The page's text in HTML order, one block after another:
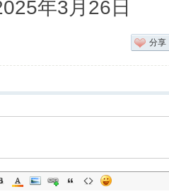
年3月26日
分享